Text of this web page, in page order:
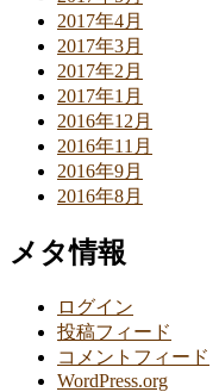
2017年4月
2017年3月
2017年2月
2017年1月
2016年12月
2016年11月
2016年9月
2016年8月
メタ情報
ログイン
投稿フィード
コメントフィード
WordPress.org